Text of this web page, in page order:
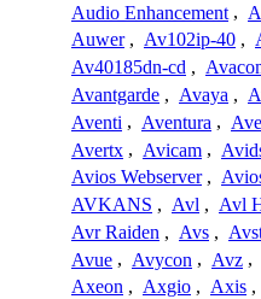
Audio Enhancement ,
Auwer , Av102ip-40 ,
Av40185dn-cd ,
Avantgarde , Avaya ,
Aventi , Aventura ,
Avertx , Avicam ,
Avios Webserver ,
AVKANS , Avl , Avl
Avr Raiden , Avs ,
Avue , Avycon , Avz ,
Axeon , Axgio , Axis ,